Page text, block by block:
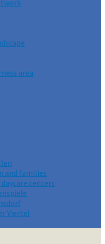
area
and families
centers
Viertel